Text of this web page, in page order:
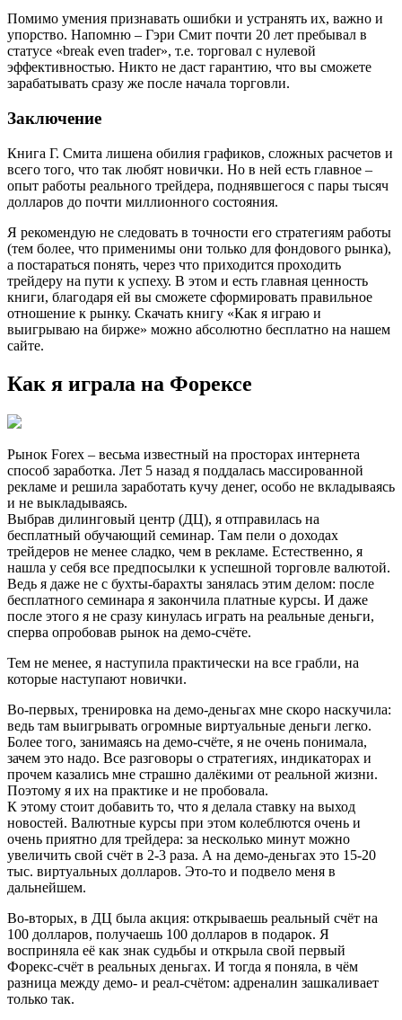
Помимо умения признавать ошибки и устранять их, важно и
упорство. Напомню – Гэри Смит почти 20 лет пребывал в
статусе «break even trader», т.е. торговал с нулевой
эффективностью. Никто не даст гарантию, что вы сможете
зарабатывать сразу же после начала торговли.
Заключение
Книга Г. Смита лишена обилия графиков, сложных расчетов и
всего того, что так любят новички. Но в ней есть главное –
опыт работы реального трейдера, поднявшегося с пары тысяч
долларов до почти миллионного состояния.
Я рекомендую не следовать в точности его стратегиям работы
(тем более, что применимы они только для фондового рынка),
а постараться понять, через что приходится проходить
трейдеру на пути к успеху. В этом и есть главная ценность
книги, благодаря ей вы сможете сформировать правильное
отношение к рынку. Скачать книгу «Как я играю и
выигрываю на бирже» можно абсолютно бесплатно на нашем
сайте.
Как я играла на Форексе
Рынок Forex – весьма известный на просторах интернета
способ заработка. Лет 5 назад я поддалась массированной
рекламе и решила заработать кучу денег, особо не вкладываясь
и не выкладываясь.
Выбрав дилинговый центр (ДЦ), я отправилась на
бесплатный обучающий семинар. Там пели о доходах
трейдеров не менее сладко, чем в рекламе. Естественно, я
нашла у себя все предпосылки к успешной торговле валютой.
Ведь я даже не с бухты-барахты занялась этим делом: после
бесплатного семинара я закончила платные курсы. И даже
после этого я не сразу кинулась играть на реальные деньги,
сперва опробовав рынок на демо-счёте.
Тем не менее, я наступила практически на все грабли, на
которые наступают новички.
Во-первых, тренировка на демо-деньгах мне скоро наскучила:
ведь там выигрывать огромные виртуальные деньги легко.
Более того, занимаясь на демо-счёте, я не очень понимала,
зачем это надо. Все разговоры о стратегиях, индикаторах и
прочем казались мне страшно далёкими от реальной жизни.
Поэтому я их на практике и не пробовала.
К этому стоит добавить то, что я делала ставку на выход
новостей. Валютные курсы при этом колеблются очень и
очень приятно для трейдера: за несколько минут можно
увеличить свой счёт в 2-3 раза. А на демо-деньгах это 15-20
тыс. виртуальных долларов. Это-то и подвело меня в
дальнейшем.
Во-вторых, в ДЦ была акция: открываешь реальный счёт на
100 долларов, получаешь 100 долларов в подарок. Я
восприняла её как знак судьбы и открыла свой первый
Форекс-счёт в реальных деньгах. И тогда я поняла, в чём
разница между демо- и реал-счётом: адреналин зашкаливает
только так.